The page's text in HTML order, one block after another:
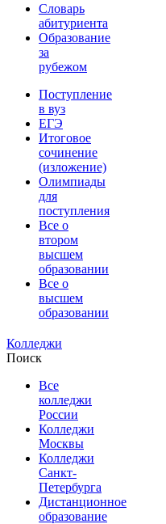
Словарь
абитуриента
Образование
за
рубежом
Поступление
в вуз
ЕГЭ
Итоговое
сочинение
(изложение)
Олимпиады
для
поступления
Все о
втором
высшем
образовании
Все о
высшем
образовании
Колледжи
Поиск
Все
колледжи
России
Колледжи
Москвы
Колледжи
Санкт-
Петербурга
Дистанционное
образование